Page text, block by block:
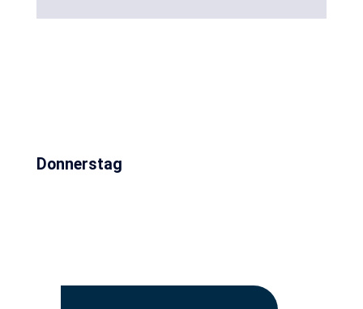
Donnerstag